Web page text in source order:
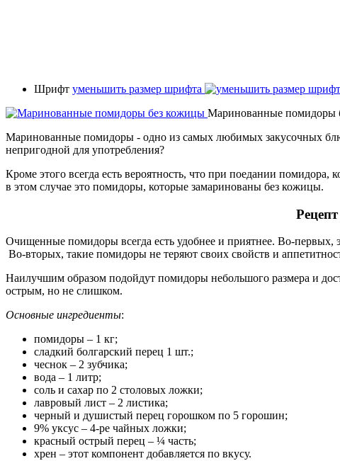
Шрифт уменьшить размер шрифта
Маринованные помидоры
Маринованные помидоры - одно из самых любимых закусочных
непригодной для употребления?
Кроме этого всегда есть вероятность, что при поедании
в этом случае это помидоры, которые замаринованы без кожицы.
Очищенные помидоры всегда есть удобнее и приятнее. Во-первых,
Во-вторых, такие помидоры не теряют своих свойств и
Наилучшим образом подойдут помидоры небольшого размера и
острым, но не слишком.
Основные ингредиенты:
помидоры – 1 кг;
сладкий болгарский перец 1 шт.;
чеснок – 2 зубчика;
вода – 1 литр;
соль и сахар по 2 столовых ложки;
лавровый лист – 2 листика;
черный и душистый перец горошком по 5 горошин;
9% уксус – 4-ре чайных ложки;
красный острый перец – ¼ часть;
хрен – этот компонент добавляется по вкусу.